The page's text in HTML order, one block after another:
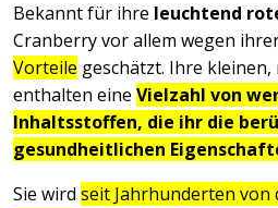
Bekannt für ihre leuchtend
Cranberry vor allem wegen
Vorteile geschätzt. Ihre
enthalten eine Vielzahl von
Inhaltsstoffen, die ihr die
gesundheitlichen
Sie wird seit Jahrhunderten von